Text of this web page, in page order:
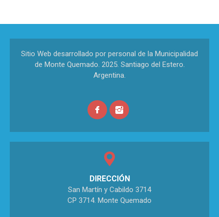
Sitio Web desarrollado por personal de la Municipalidad
de Monte Quemado. 2025. Santiago del Estero.
Argentina.
DIRECCIÓN
San Martín y Cabildo 3714
CP 3714. Monte Quemado